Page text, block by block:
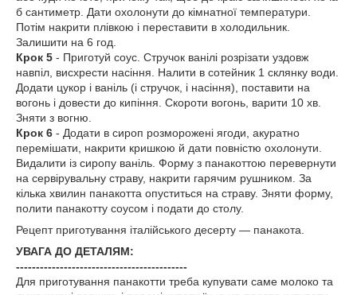
б сантиметр. Дати охолонути до кімнатної температури.
Потім накрити плівкою і переставити в холодильник.
Залишити на 6 год.
Крок 5 - Приготуй соус. Стручок ванілі розрізати уздовж
навпіл, висхрести насіння. Налити в сотейник 1 склянку води.
Додати цукор і ваніль (і стручок, і насіння), поставити на
вогонь і довести до кипіння. Скороти вогонь, варити 10 хв.
Зняти з вогню.
Крок 6 - Додати в сироп розморожені ягоди, акуратно
перемішати, накрити кришкою й дати повністю охолонути.
Видалити із сиропу ваніль. Форму з панакоттою перевернути
на сервірувальну страву, накрити гарячим рушником. За
кілька хвилин панакотта опуститься на страву. Зняти форму,
полити панакотту соусом і подати до столу.
Рецепт приготування італійського десерту — панакота.
УВАГА ДО ДЕТАЛЯМ:
-------------------------------------------
Для приготування панакотти треба купувати саме молоко та